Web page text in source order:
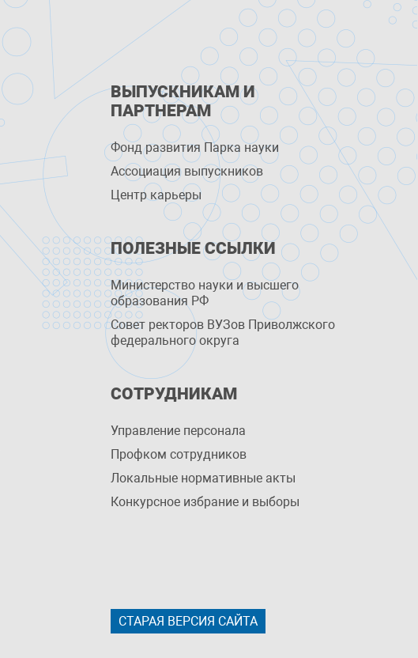
ВЫПУСКНИКАМ И
ПАРТНЕРАМ
Фонд развития Парка науки
Ассоциация выпускников
Центр карьеры
ПОЛЕЗНЫЕ ССЫЛКИ
Министерство науки и высшего
образования РФ
Совет ректоров ВУЗов Приволжского
федерального округа
СОТРУДНИКАМ
Управление персоналa
Профком сотрудников
Локальные нормативные акты
Конкурсное избрание и выборы
СТАРАЯ ВЕРСИЯ САЙТА